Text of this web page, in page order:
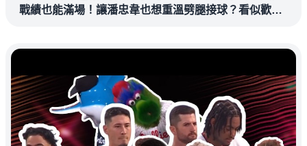
戰績也能滿場！讓潘忠韋也想重溫劈腿接球？看似歡樂